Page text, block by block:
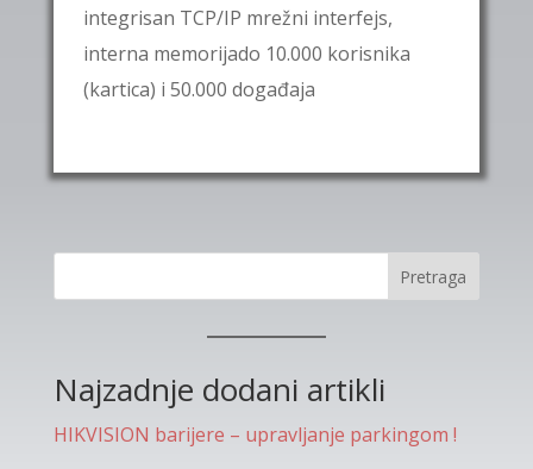
integrisan TCP/IP mrežni interfejs,
interna memorijado 10.000 korisnika
(kartica) i 50.000 događaja
Pretraga
Najzadnje dodani artikli
HIKVISION barijere – upravljanje parkingom !